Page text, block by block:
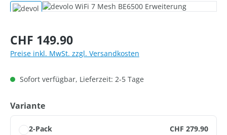
Bildergalerie überspringen
Regulärer Preis:
CHF 149.90
Preise inkl. MwSt. zzgl. Versandkosten
Sofort verfügbar, Lieferzeit: 2-5 Tage
Varianteauswählen
2-Pack
CHF 279.90